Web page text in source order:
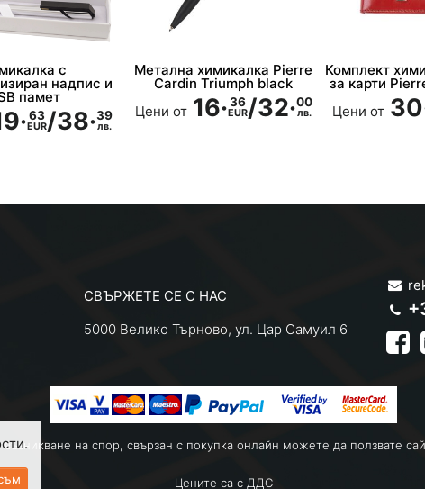
с
надпис и
памет
63
EUR/38·39
лв.
Метална химикалка Pierre
Cardin Triumph black
Цени от 16·36
EUR/32·00
лв.
Комплект
за карти
Цени от
СВЪРЖЕТЕ СЕ С НАС
5000 Велико Търново, ул. Цар Самуил 6
на спор, свързан с покупка онлайн можете да ползвате
Цените са с ДДС